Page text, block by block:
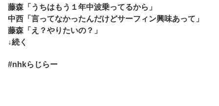
藤森「うちはもう１年中波乗ってるから」
中西「言ってなかったんだけどサーフィン興味あって」
藤森「え？やりたいの？」
↓続く
#nhkらじらー